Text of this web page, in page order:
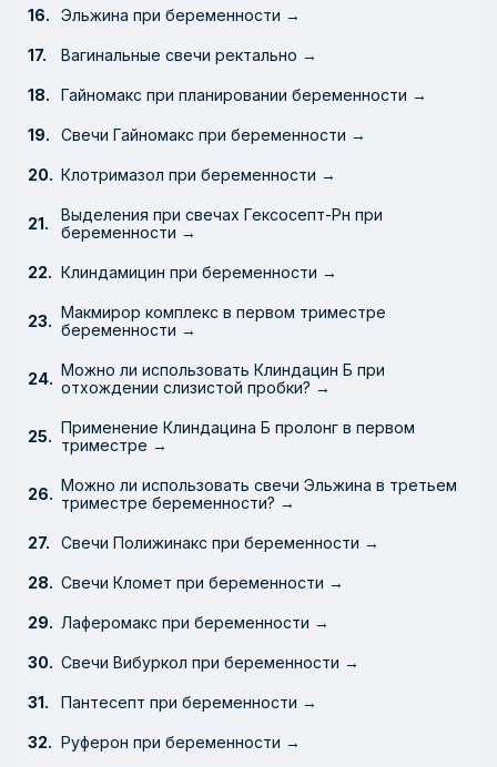
Эльжина при беременности →
Вагинальные свечи ректально →
Гайномакс при планировании беременности →
Свечи Гайномакс при беременности →
Клотримазол при беременности →
Выделения при свечах Гексосепт-Рн при
беременности →
Клиндамицин при беременности →
Макмирор комплекс в первом триместре
беременности →
Можно ли использовать Клиндацин Б при
отхождении слизистой пробки? →
Применение Клиндацина Б пролонг в первом
триместре →
Можно ли использовать свечи Эльжина в третьем
триместре беременности? →
Свечи Полижинакс при беременности →
Свечи Кломет при беременности →
Лаферомакс при беременности →
Свечи Вибуркол при беременности →
Пантесепт при беременности →
Руферон при беременности →